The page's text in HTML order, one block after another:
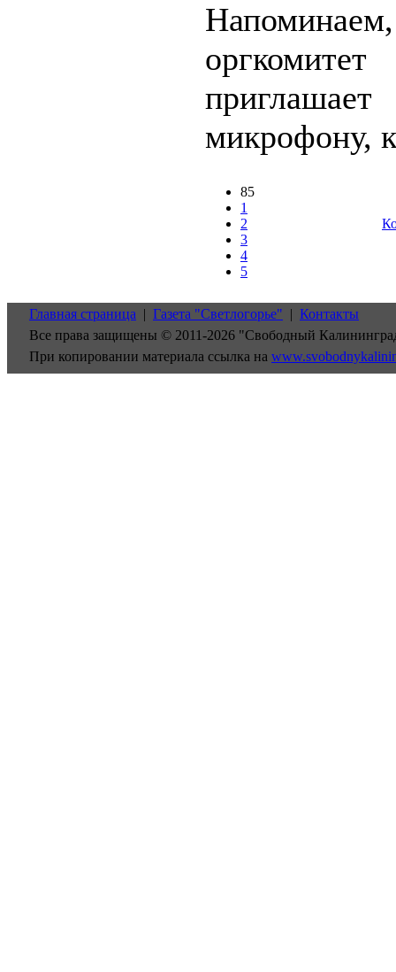
Напоминаем,
оргкомитет
микрофону,
85
1
2
3
4
5
Главная страница | Газета "Светлогорье" | Контакты
Все права защищены © 2011-2026 "Свободный
При копировании материала ссылка на